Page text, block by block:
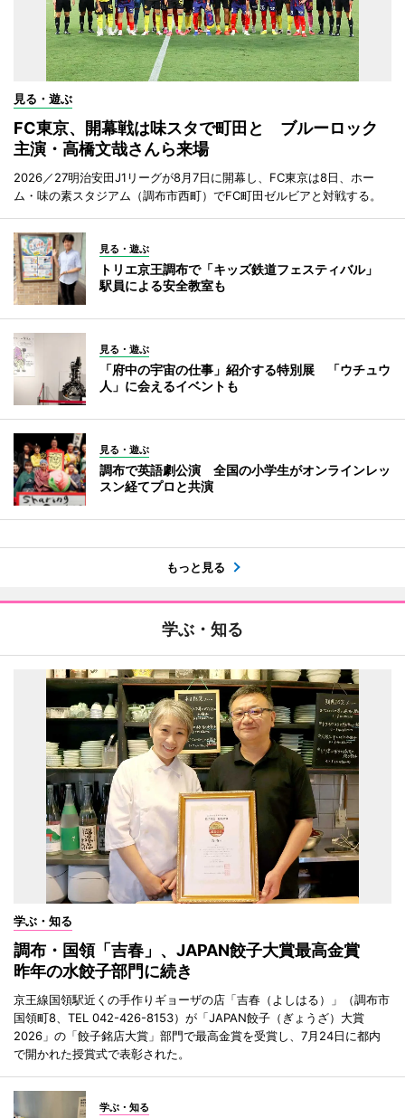
見る・遊ぶ
FC東京、開幕戦は味スタで町田と ブルーロック
主演・高橋文哉さんら来場
2026／27明治安田J1リーグが8月7日に開幕し、FC東京は8日、ホー
ム・味の素スタジアム（調布市西町）でFC町田ゼルビアと対戦する。
見る・遊ぶ
トリエ京王調布で「キッズ鉄道フェスティバル」
駅員による安全教室も
見る・遊ぶ
「府中の宇宙の仕事」紹介する特別展 「ウチュウ
人」に会えるイベントも
見る・遊ぶ
調布で英語劇公演 全国の小学生がオンラインレッ
スン経てプロと共演
もっと見る
学ぶ・知る
学ぶ・知る
調布・国領「吉春」、JAPAN餃子大賞最高金賞
昨年の水餃子部門に続き
京王線国領駅近くの手作りギョーザの店「吉春（よしはる）」（調布市
国領町8、TEL 042-426-8153）が「JAPAN餃子（ぎょうざ）大賞
2026」の「餃子銘店大賞」部門で最高金賞を受賞し、7月24日に都内
で開かれた授賞式で表彰された。
学ぶ・知る